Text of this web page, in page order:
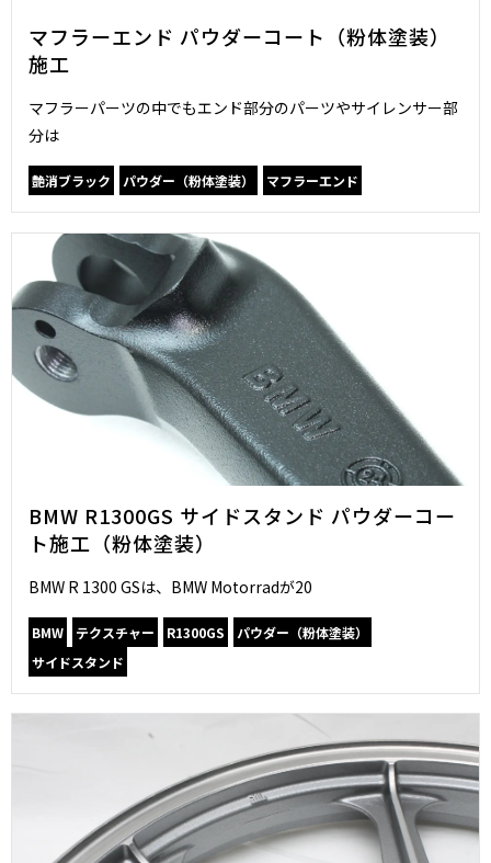
マフラーエンド パウダーコート（粉体塗装）
施工
マフラーパーツの中でもエンド部分のパーツやサイレンサー部
分は
艶消ブラック パウダー（粉体塗装） マフラーエンド
BMW R1300GS サイドスタンド パウダーコー
ト施工（粉体塗装）
BMW R 1300 GSは、BMW Motorradが20
BMW テクスチャー R1300GS
パウダー（粉体塗装）
サイドスタンド